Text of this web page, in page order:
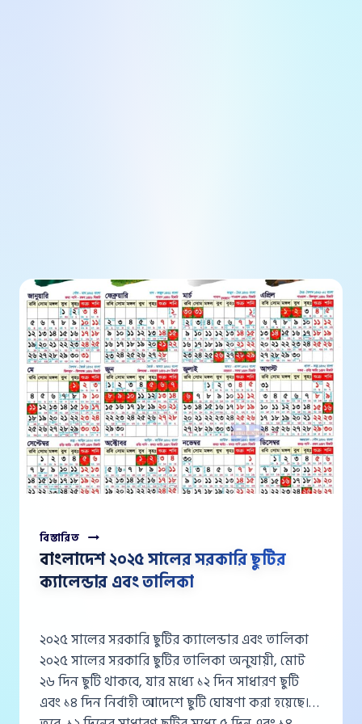
বাংলাদেশ ২০২৫ সালের সরকারি ছুটির
ক্যালেন্ডার এবং তালিকা
২০২৫ সালের সরকারি ছুটির ক্যালেন্ডার এবং তালিকা
২০২৫ সালের সরকারি ছুটির তালিকা অনুযায়ী, মোট
২৬ দিন ছুটি থাকবে, যার মধ্যে ১২ দিন সাধারণ ছুটি
এবং ১৪ দিন নির্বাহী আদেশে ছুটি ঘোষণা করা হয়েছে।
বিস্তারিত বাংলাদেশ
২০২৫
সালের
সরকারি
এবং
তালিকা